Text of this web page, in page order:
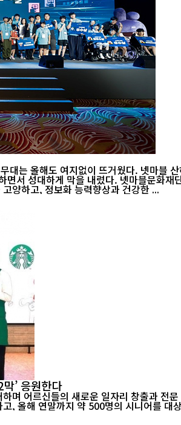
넷마블문화재단이 지난 3일부터 이틀 동안 이어간 ‘전국 장애학생 e페
부와 문화체육관광부가 후원한 ‘전국 장애학생 e페스티벌’은 게
양하고, 정보화 능력향상과 건강한 ...
’ 응원한다
리 창출과 전문 역량 강화에 다시 한번 힘을 보탠다. 스타벅